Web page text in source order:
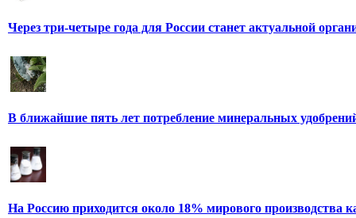
Через три-четыре года для России станет актуальной
В ближайшие пять лет потребление минеральных
На Россию приходится около 18% мирового производства